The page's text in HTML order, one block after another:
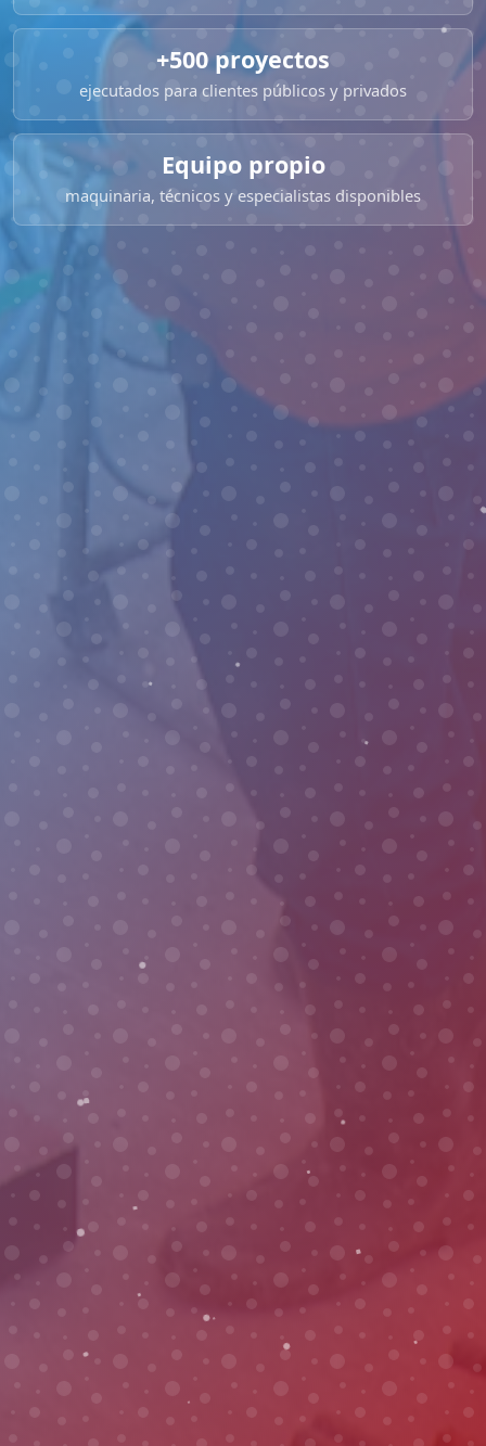
+500 proyectos
ejecutados para clientes públicos y privados
Equipo propio
maquinaria, técnicos y especialistas disponibles